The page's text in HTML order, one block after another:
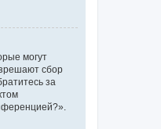
могут
сбор
за